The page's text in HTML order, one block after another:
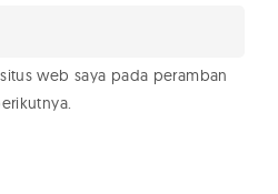
web saya pada peramban